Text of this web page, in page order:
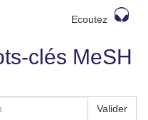
Ecoutez
clés MeSH
Valider